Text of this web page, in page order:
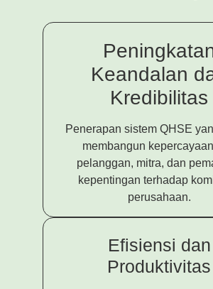
Keandalan
Kredibilitas
Penerapan sistem QHSE
membangun
pelanggan, mitra, dan
kepentingan terhadap
perusahaan.
Efisiensi dan
Produktivitas